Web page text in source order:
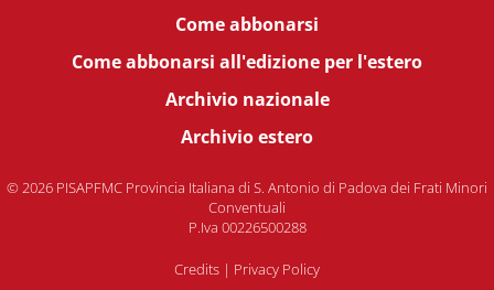
Come abbonarsi
Come abbonarsi all'edizione per l'estero
Archivio nazionale
Archivio estero
© 2026 PISAPFMC Provincia Italiana di S. Antonio di Padova dei Frati Minori
Conventuali
P.Iva 00226500288
Credits | Privacy Policy